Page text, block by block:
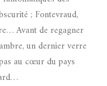
; Fontevraud,
Avant de regagner
un dernier verre
au cœur du pays